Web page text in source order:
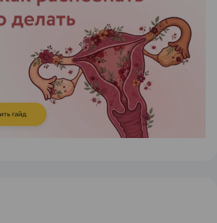
РЕКЛАМА НА САЙТЕ